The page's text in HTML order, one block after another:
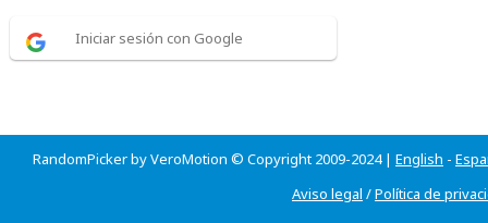
Iniciar sesión con Google
RandomPicker by VeroMotion © Copyright 2009-2024 | English -
Aviso legal /Política de